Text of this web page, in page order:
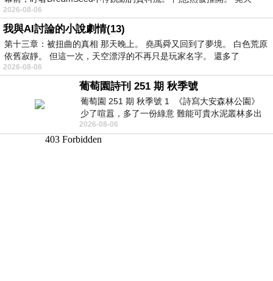
2026-08-06
我與AI討論的小說劇情(13)
第十三章：被扭曲的真相 那天晚上。 堯禹舜又回到了夢境。 白色荒原
依舊寂靜。 但這一次，天空漂浮的不再只是玩家名字。 還多了
2026-08-06
葡萄園詩刊 251 期 秋季號
葡萄園 251 期 秋季號 1 《詩寫大安森林公園》
少了喧囂，多了一份綠意 難能可貴水泥叢林多出
一
2026-08-06